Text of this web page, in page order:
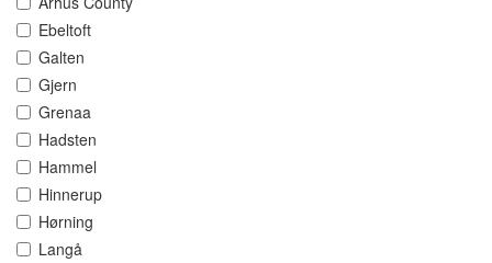
Ebeltoft
Galten
Gjern
Grenaa
Hadsten
Hammel
Hinnerup
Hørning
Langå